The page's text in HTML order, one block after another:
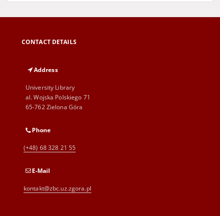
CONTACT DETAILS
Address
University Library
al. Wojska Polskiego 71
65-762 Zielona Góra
Phone
(+48) 68 328 21 55
E-Mail
kontakt@zbc.uz.zgora.pl